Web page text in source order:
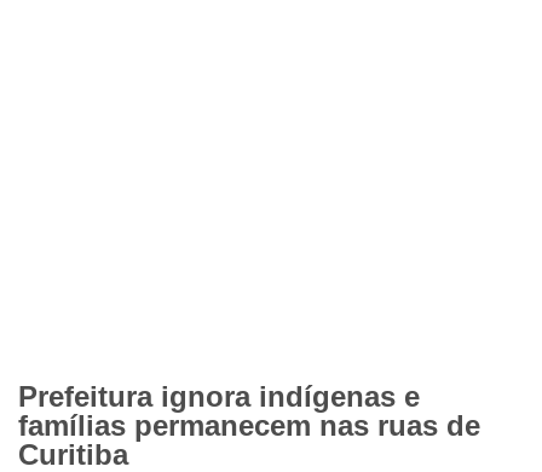
Prefeitura ignora indígenas e
famílias permanecem nas ruas de
Curitiba